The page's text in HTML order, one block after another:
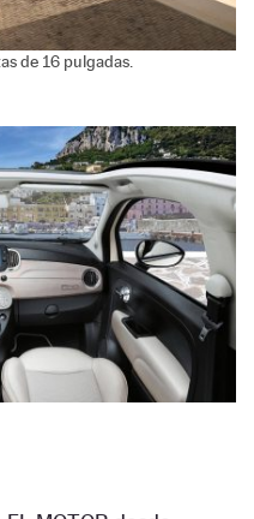
de 16 pulgadas.